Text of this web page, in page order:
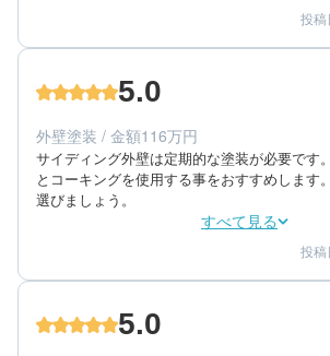
仕上が
満足度 5
40代/男性/一戸建て
築年数：13年
投
5.0
外壁塗装 / 金額116万円
サイディング外壁は定期的な塗装が必要です
とコーキングを使用する事をおすすめします
選びましょう。
すべて見る
金額感
担当者 5
40代/男性/一戸建て
投
5.0